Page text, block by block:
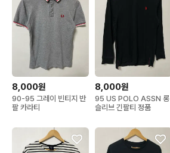
8,000원
90-95 그레이 빈티지 반
팔 카라티
8,000원
95 US POLO ASSN 롱
슬리브 긴팔티 정품